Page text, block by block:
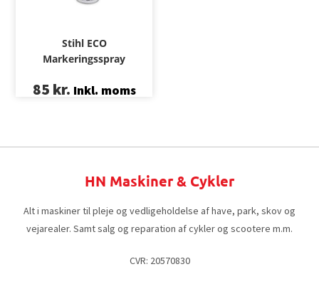
Stihl ECO
Markeringsspray
85 kr. Inkl. moms
HN Maskiner & Cykler
Alt i maskiner til pleje og vedligeholdelse af have, park, skov og
vejarealer. Samt salg og reparation af cykler og scootere m.m.
CVR: 20570830